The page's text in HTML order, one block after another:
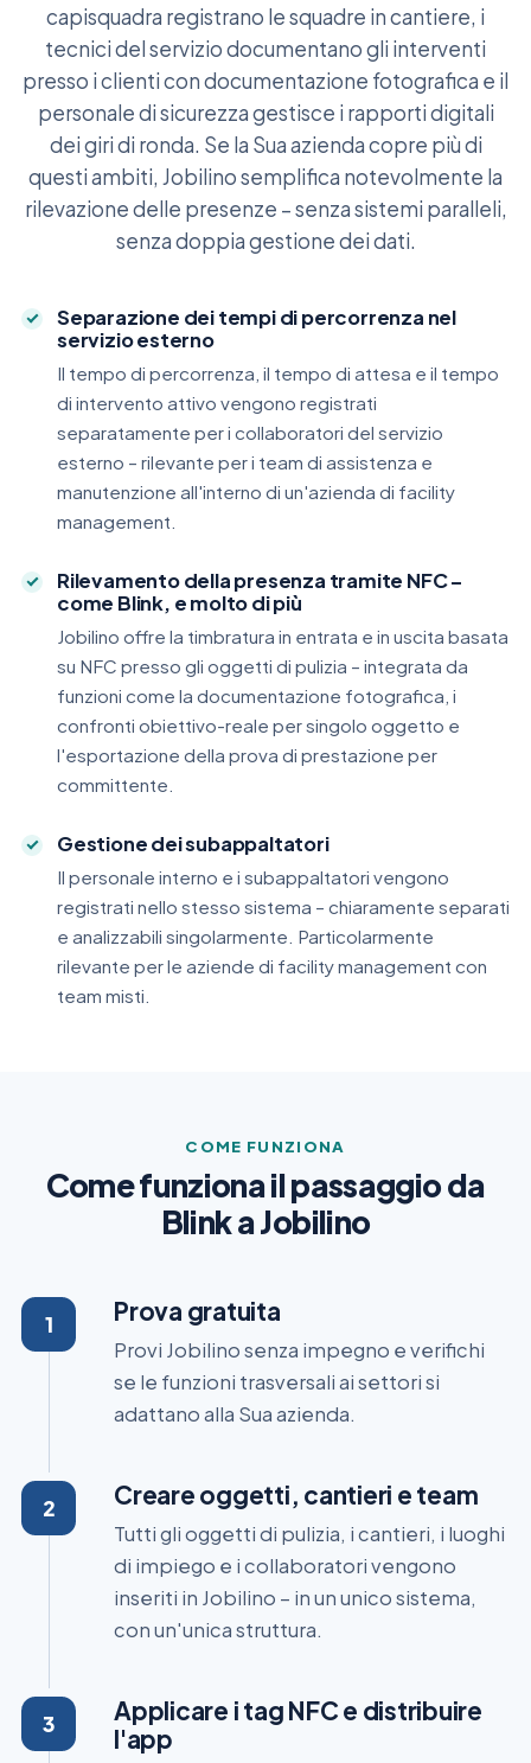
capisquadra registrano le squadre in cantiere, i
tecnici del servizio documentano gli interventi
presso i clienti con documentazione fotografica e il
personale di sicurezza gestisce i rapporti digitali
dei giri di ronda. Se la Sua azienda copre più di
questi ambiti, Jobilino semplifica notevolmente la
rilevazione delle presenze – senza sistemi paralleli,
senza doppia gestione dei dati.
Separazione dei tempi di percorrenza nel
servizio esterno
Il tempo di percorrenza, il tempo di attesa e il tempo
di intervento attivo vengono registrati
separatamente per i collaboratori del servizio
esterno – rilevante per i team di assistenza e
manutenzione all'interno di un'azienda di facility
management.
Rilevamento della presenza tramite NFC –
come Blink, e molto di più
Jobilino offre la timbratura in entrata e in uscita basata
su NFC presso gli oggetti di pulizia – integrata da
funzioni come la documentazione fotografica, i
confronti obiettivo-reale per singolo oggetto e
l'esportazione della prova di prestazione per
committente.
Gestione dei subappaltatori
Il personale interno e i subappaltatori vengono
registrati nello stesso sistema – chiaramente separati
e analizzabili singolarmente. Particolarmente
rilevante per le aziende di facility management con
team misti.
COME FUNZIONA
Come funziona il passaggio da
Blink a Jobilino
Prova gratuita
Provi Jobilino senza impegno e verifichi
se le funzioni trasversali ai settori si
adattano alla Sua azienda.
Creare oggetti, cantieri e team
Tutti gli oggetti di pulizia, i cantieri, i luoghi
di impiego e i collaboratori vengono
inseriti in Jobilino – in un unico sistema,
con un'unica struttura.
Applicare i tag NFC e distribuire
l'app